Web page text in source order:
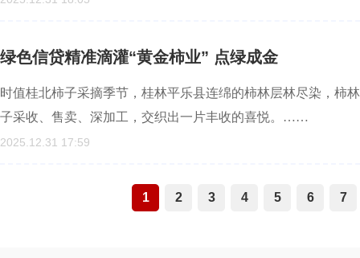
绿色信贷精准滴灌“黄金柿业” 点绿成金
时值桂北柿子采摘季节，桂林平乐县连绵的柿林层林尽染，柿
子采收、售卖、深加工，交织出一片丰收的喜悦。……
2025.12.31 17:59
1 2 3 4 5 6 7